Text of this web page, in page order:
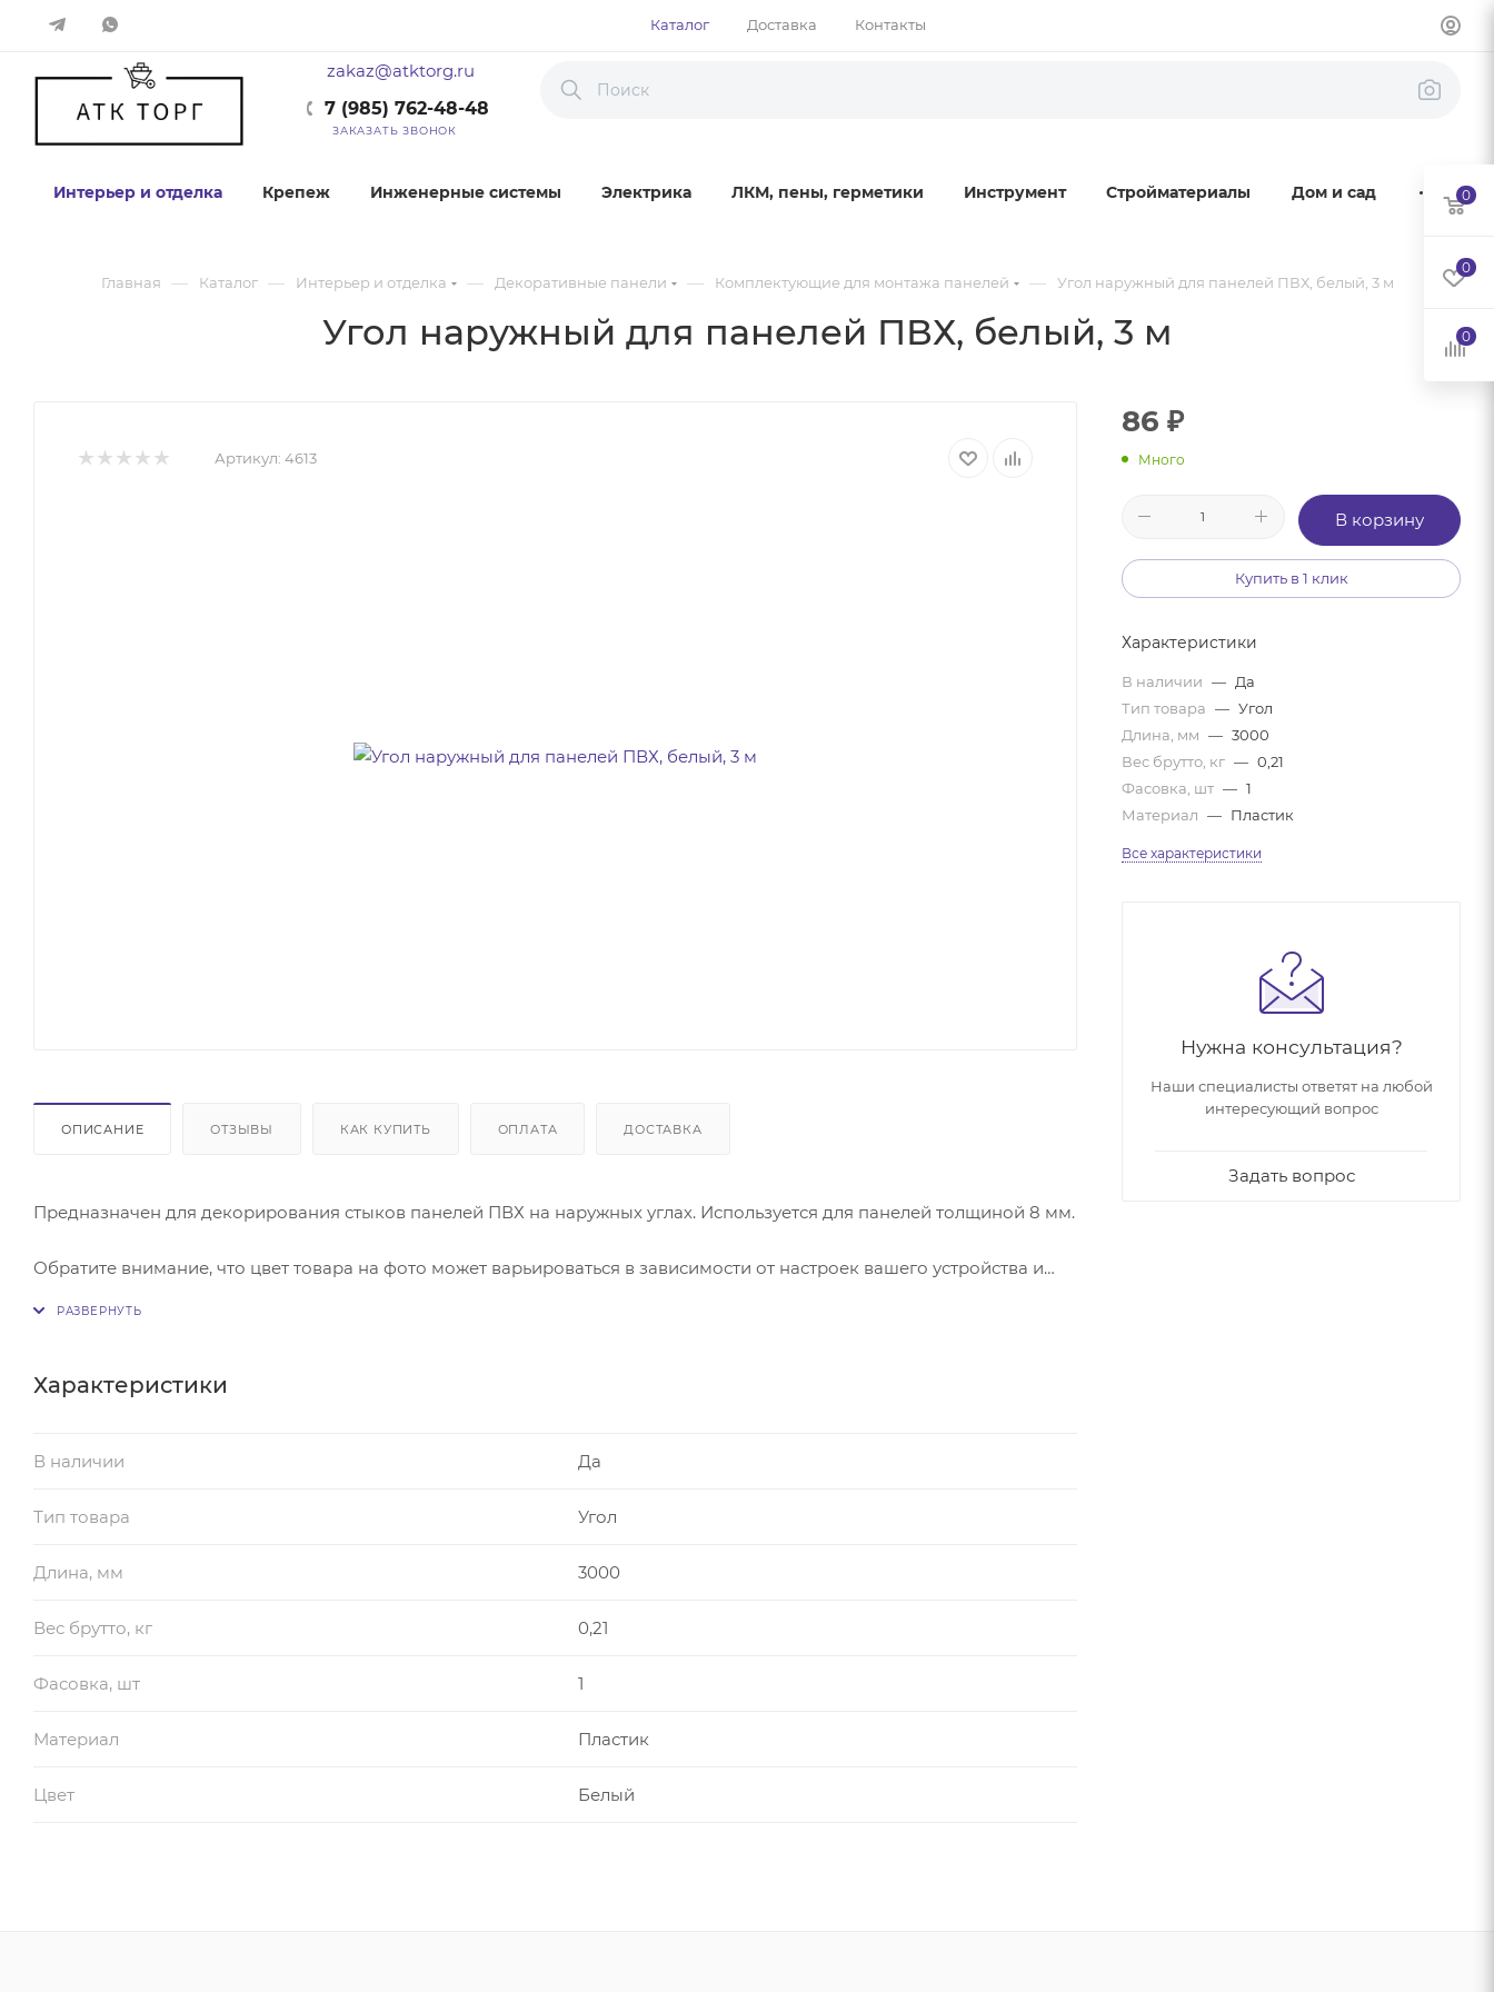
Каталог Доставка Контакты
zakaz@atktorg.ru
7 (985) 762-48-48
ЗАКАЗАТЬ ЗВОНОК
Интерьер и отделка Крепеж Инженерные системы Электрика ЛКМ, пены, герметики Инструмент Стройматериалы Дом и сад
Главная — Каталог — Интерьер и отделка — Декоративные панели — Комплектующие для монтажа панелей — Угол наружный для панелей ПВХ, белый, 3 м
Угол наружный для панелей ПВХ, белый, 3 м
Артикул: 4613
ОПИСАНИЕ ОТЗЫВЫ КАК КУПИТЬ ОПЛАТА ДОСТАВКА
Предназначен для декорирования стыков панелей ПВХ на наружных углах. Используется для панелей толщиной 8 мм.
Обратите внимание, что цвет товара на фото может варьироваться в зависимости от настроек вашего устройства и
Характеристики
В наличии Да
Тип товара Угол
Длина, мм 3000
Вес брутто, кг 0,21
Фасовка, шт 1
Материал Пластик
Цвет Белый
86 ₽
Много
В корзину
Купить в 1 клик
Характеристики
В наличии — Да
Тип товара — Угол
Длина, мм — 3000
Вес брутто, кг — 0,21
Фасовка, шт — 1
Материал — Пластик
Все характеристики
Нужна консультация?
Наши специалисты ответят на любой
интересующий вопрос
Задать вопрос
0
0
0